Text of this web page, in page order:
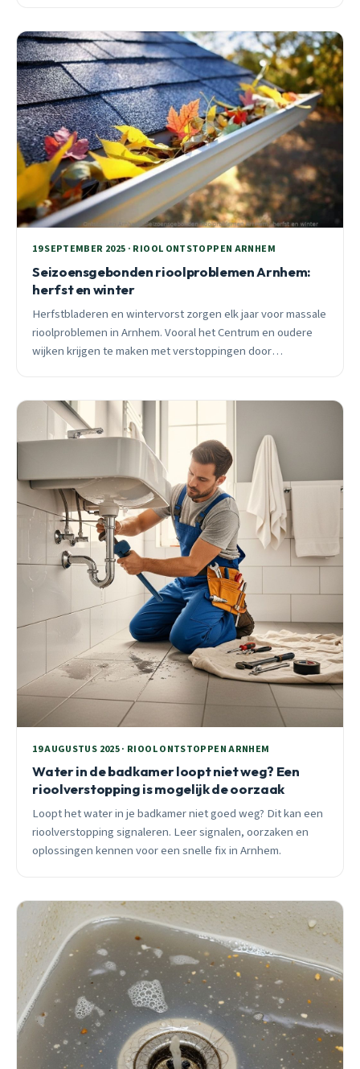
19 SEPTEMBER 2025 · RIOOL ONTSTOPPEN ARNHEM
Seizoensgebonden rioolproblemen Arnhem:
herfst en winter
Herfstbladeren en wintervorst zorgen elk jaar voor massale
rioolproblemen in Arnhem. Vooral het Centrum en oudere
wijken krijgen te maken met verstoppingen door
€400-600 per jaar aan reparatiekosten.
19 AUGUSTUS 2025 · RIOOL ONTSTOPPEN ARNHEM
Water in de badkamer loopt niet weg? Een
rioolverstopping is mogelijk de oorzaak
Loopt het water in je badkamer niet goed weg? Dit kan een
rioolverstopping signaleren. Leer signalen, oorzaken en
oplossingen kennen voor een snelle fix in Arnhem.